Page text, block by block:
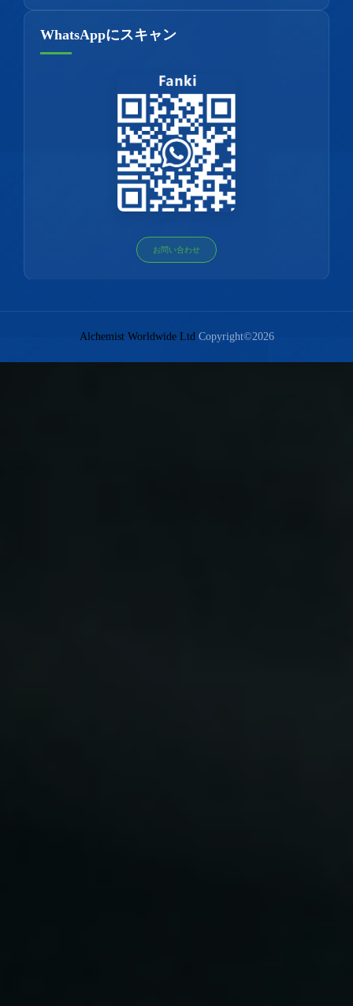
WhatsAppにスキャン
お問い合わせ
Alchemist Worldwide LtdCopyright©2026